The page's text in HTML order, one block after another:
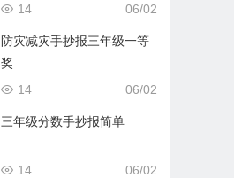
06/02
14
防灾减灾手抄报三年级一等
奖
06/02
14
三年级分数手抄报简单
06/02
14